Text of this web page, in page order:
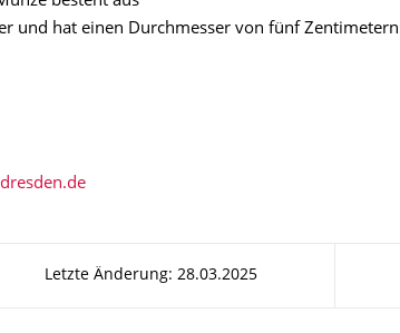
und hat einen Durchmesser von fünf
Letzte Änderung: 28.03.2025